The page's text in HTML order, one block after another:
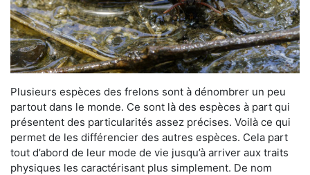
Plusieurs espèces des frelons sont à dénombrer un peu
partout dans le monde. Ce sont là des espèces à part qui
présentent des particularités assez précises. Voilà ce qui
permet de les différencier des autres espèces. Cela part
tout d’abord de leur mode de vie jusqu’à arriver aux traits
physiques les caractérisant plus simplement. De nom